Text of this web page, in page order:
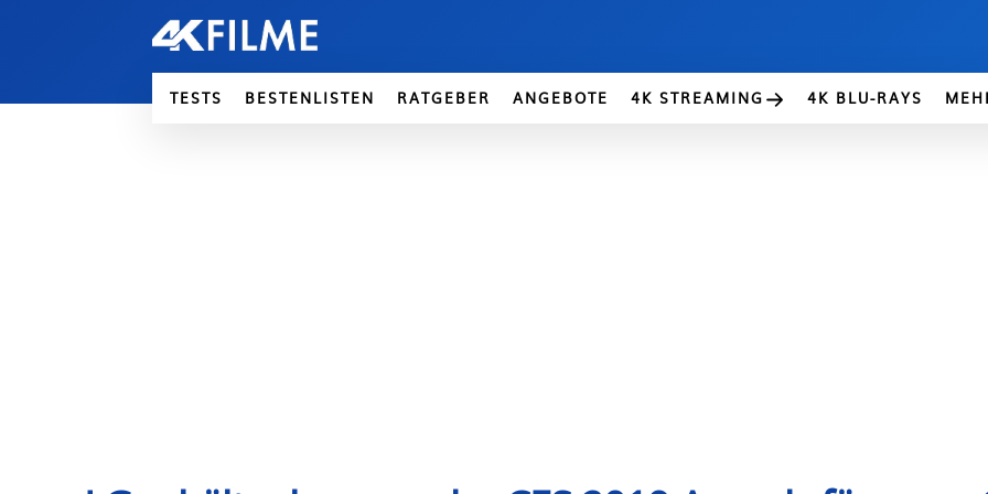
TESTS BESTENLISTEN RATGEBER ANGEBOTE 4K STREAMING 4K BLU-RAYS